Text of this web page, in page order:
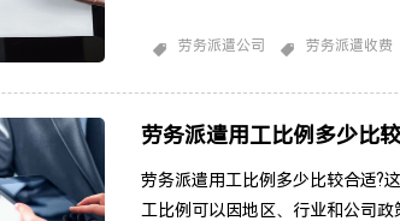
一些可能影响劳务派遣公司收费
通常涵盖了雇员的工资和福利，
在服
劳务派遣公司
劳务派遣收费
劳务派遣用工比例多少比
劳务派遣用工比例多少比较合适?
工比例可以因地区、行业和公司